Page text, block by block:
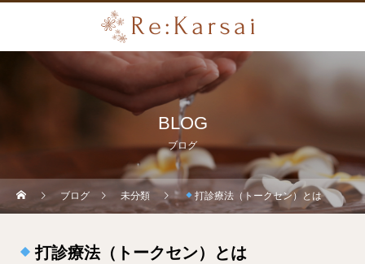
BLOG
ブログ
ブログ 未分類 打診療法（トークセン）とは
打診療法（トークセン）とは